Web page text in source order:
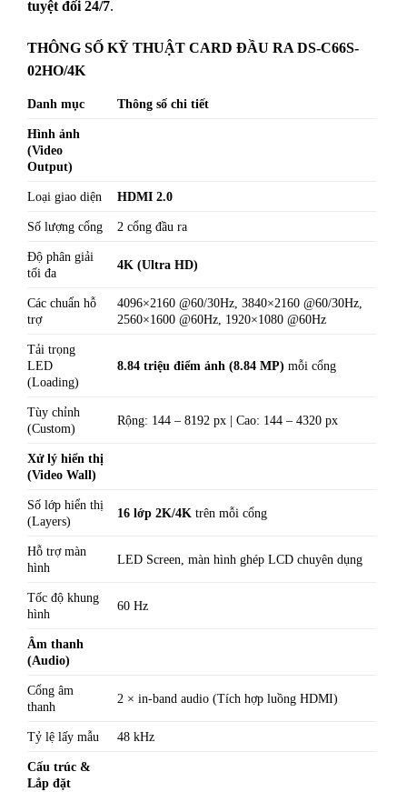
tuyệt đối 24/7.
THÔNG SỐ KỸ THUẬT CARD ĐẦU RA DS-C66S-
02HO/4K
Danh mục Thông số chi tiết
Hình ảnh
(Video
Output)
Loại giao diện HDMI 2.0
Số lượng cổng 2 cổng đầu ra
Độ phân giải
tối đa
4K (Ultra HD)
Các chuẩn hỗ
trợ
4096×2160 @60/30Hz, 3840×2160 @60/30Hz,
2560×1600 @60Hz, 1920×1080 @60Hz
Tải trọng
LED
(Loading)
8.84 triệu điểm ảnh (8.84 MP) mỗi cổng
Tùy chỉnh
(Custom)
Rộng: 144 – 8192 px | Cao: 144 – 4320 px
Xử lý hiển thị
(Video Wall)
Số lớp hiển thị
(Layers)
16 lớp 2K/4K trên mỗi cổng
Hỗ trợ màn
hình
LED Screen, màn hình ghép LCD chuyên dụng
Tốc độ khung
hình
60 Hz
Âm thanh
(Audio)
Cổng âm
thanh
2 × in-band audio (Tích hợp luồng HDMI)
Tỷ lệ lấy mẫu 48 kHz
Cấu trúc &
Lắp đặt